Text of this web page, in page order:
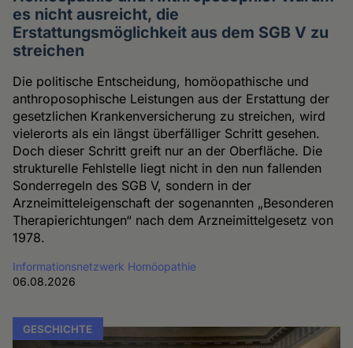
es nicht ausreicht, die
Erstattungsmöglichkeit aus dem SGB V zu
streichen
Die politische Entscheidung, homöopathische und
anthroposophische Leistungen aus der Erstattung der
gesetzlichen Krankenversicherung zu streichen, wird
vielerorts als ein längst überfälliger Schritt gesehen.
Doch dieser Schritt greift nur an der Oberfläche. Die
strukturelle Fehlstelle liegt nicht in den nun fallenden
Sonderregeln des SGB V, sondern in der
Arzneimitteleigenschaft der sogenannten „Besonderen
Therapierichtungen“ nach dem Arzneimittelgesetz von
1978.
Informationsnetzwerk Homöopathie
06.08.2026
GESCHICHTE
Cookies